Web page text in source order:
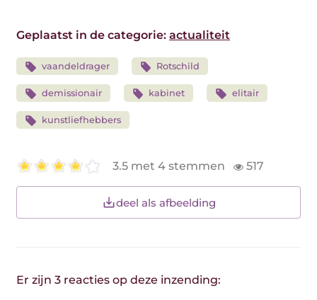
Geplaatst in de categorie: actualiteit
vaandeldrager Rotschild
demissionair kabinet elitair
kunstliefhebbers
3.5 met 4 stemmen 517
deel als afbeelding
Er zijn 3 reacties op deze inzending: